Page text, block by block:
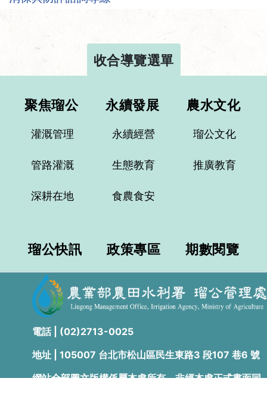
收合導覽選單
聚焦瑠公
灌溉管理
管路灌溉
深耕在地
永續發展
永續經營
生態教育
食農食安
農水文化
瑠公文化
推廣教育
瑠公快訊 政策專區 期數閱覽
電話 | (02)2713-0025
地址 | 105007 台北市松山區民生東路3 段107 巷6 號
網站全部圖文版權係屬本處所有，非經本處正式書面同